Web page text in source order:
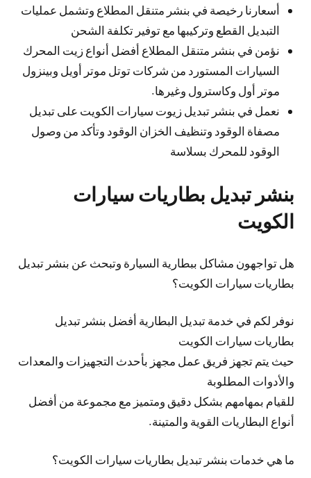
أسعارنا رخيصة في بنشر متنقل المطلاع وتشمل عمليات
التبديل القطع وتركيبها مع توفير تكلفة الشحن
نؤمن في بنشر متنقل المطلاع أفضل أنواع زيت المحرك
السيارات المستورد من شركات توتل موتر أويل وبينزول
موتر أول وكاسترول وغيرها.
نعمل في بنشر تبديل زيوت سيارات الكويت على تبديل
مصفاة الوقود وتنظيف الخزان الوقود وتأكد من وصول
الوقود للمحرك بسلاسة
بنشر تبديل بطاريات سيارات
الكويت
هل تواجهون مشاكل ببطارية السيارة وتبحث عن بنشر تبديل
بطاريات سيارات الكويت؟
نوفر لكم في خدمة تبديل البطارية أفضل بنشر تبديل
بطاريات سيارات الكويت
حيث يتم تجهز فريق عمل مجهز بأحدث التجهيزات والمعدات
والأدوات المطلوبة
للقيام بمهامهم بشكل دقيق ومتميز مع مجموعة من أفضل
أنواع البطاريات القوية والمتينة.
ما هي خدمات بنشر تبديل بطاريات سيارات الكويت؟